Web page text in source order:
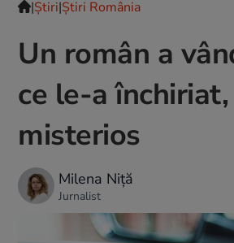
|Ştiri|Știri România
Un român a
ce le-a
misterios
Milena Niță
Jurnalist